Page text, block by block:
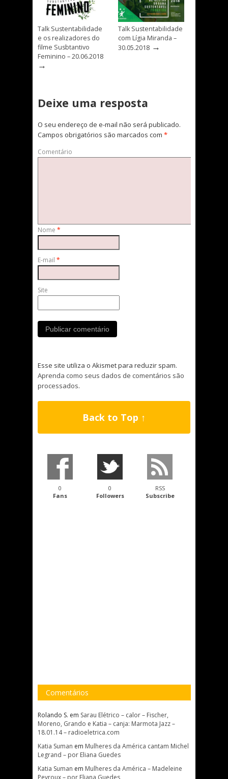
Talk Sustentabilidade
e os realizadores do
filme Susbtantivo
Feminino – 20.06.2018
→
Talk Sustentabilidade
com Lígia Miranda –
30.05.2018 →
Deixe uma resposta
O seu endereço de e-mail não será publicado.
Campos obrigatórios são marcados com *
Comentário
Nome *
E-mail *
Site
Esse site utiliza o Akismet para reduzir spam.
Aprenda como seus dados de comentários são
processados.
Back to Top ↑
0
Fans
0
Followers
RSS
Subscribe
Comentários
Rolando S. em Sarau Elétrico – calor – Fischer,
Moreno, Grando e Katia – canja: Marmota Jazz –
18.01.14 – radioeletrica.com
Katia Suman em Mulheres da América cantam Michel
Legrand – por Eliana Guedes
Katia Suman em Mulheres da América – Madeleine
Peyroux – por Eliana Guedes